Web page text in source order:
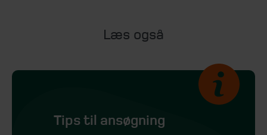
Læs også
Tips til ansøgning